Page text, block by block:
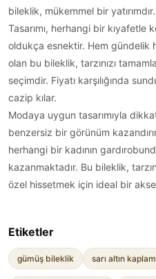
bileklik, mükemmel bir yatırımdır.
Tasarımı, herhangi bir kıyafetle
oldukça esnektir. Hem gündelik
olan bu bileklik, tarzınızı
seçimdir. Fiyatı karşılığında
cazip kılar.
Modaya uygun tasarımıyla
benzersiz bir görünüm
herhangi bir kadının
kazanmaktadır. Bu bileklik,
özel hissetmek için ideal bir
Etiketler
gümüş bileklik sarı altın